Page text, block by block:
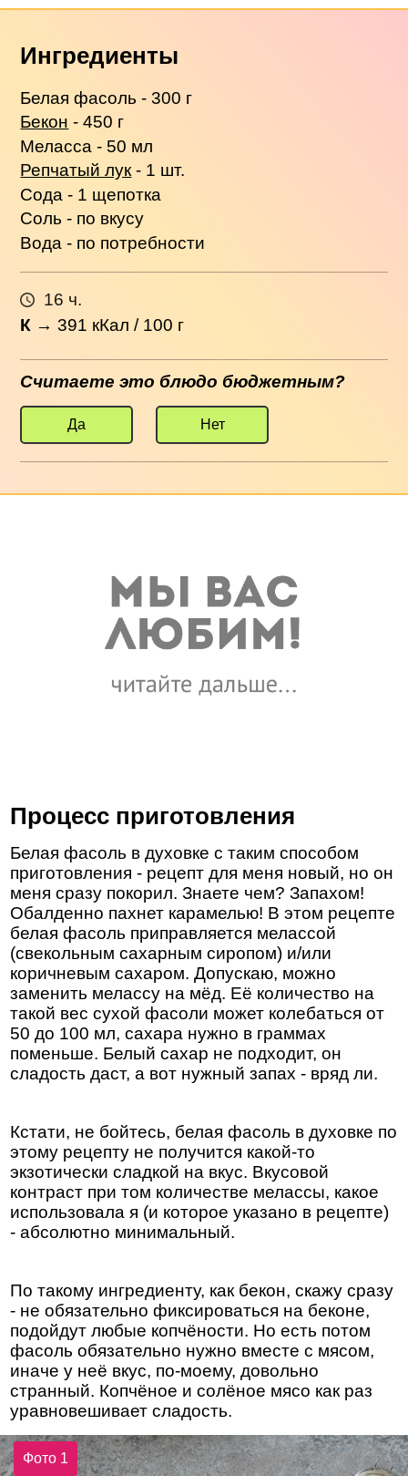
Ингредиенты
Белая фасоль - 300 г
Бекон - 450 г
Меласса - 50 мл
Репчатый лук- 1 шт.
Сода - 1 щепотка
Соль - по вкусу
Вода - по потребности
16 ч.
К →391 кКал / 100 г
Считаете это блюдо бюджетным?
Да Нет
Процесс приготовления
Белая фасоль в духовке с таким способом
приготовления - рецепт для меня новый, но он
меня сразу покорил. Знаете чем? Запахом!
Обалденно пахнет карамелью! В этом рецепте
белая фасоль приправляется мелассой
(свекольным сахарным сиропом) и/или
коричневым сахаром. Допускаю, можно
заменить мелассу на мёд. Её количество на
такой вес сухой фасоли может колебаться от
50 до 100 мл, сахара нужно в граммах
поменьше. Белый сахар не подходит, он
сладость даст, а вот нужный запах - вряд ли.
Кстати, не бойтесь, белая фасоль в духовке по
этому рецепту не получится какой-то
экзотически сладкой на вкус. Вкусовой
контраст при том количестве мелассы, какое
использовала я (и которое указано в рецепте)
- абсолютно минимальный.
По такому ингредиенту, как бекон, скажу сразу
- не обязательно фиксироваться на беконе,
подойдут любые копчёности. Но есть потом
фасоль обязательно нужно вместе с мясом,
иначе у неё вкус, по-моему, довольно
странный. Копчёное и солёное мясо как раз
уравновешивает сладость.
Фото 1